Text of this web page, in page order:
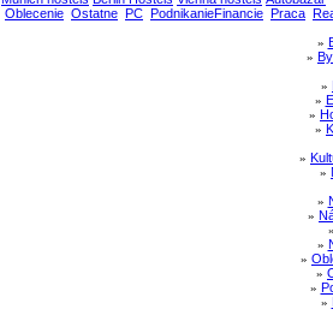
Oblecenie Ostatne PC PodnikanieFinancie Praca
»
»
»
»
»
»
»
»
»
»
»
»
»
»
»